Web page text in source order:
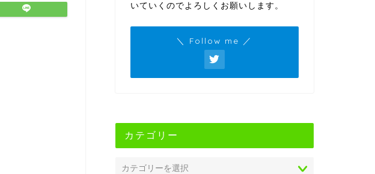
いていくのでよろしくお願いします。
＼ Follow me ／
カテゴリー